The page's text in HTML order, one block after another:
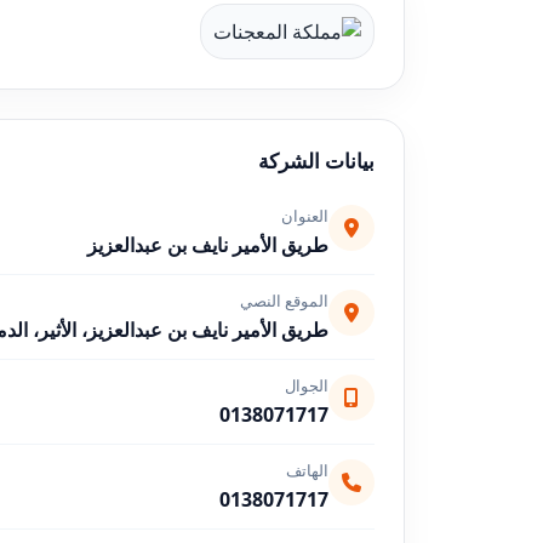
بيانات الشركة
العنوان
طريق الأمير نايف بن عبدالعزيز
الموقع النصي
طريق الأمير نايف بن عبدالعزيز، الأثير، الدمام 32248،
الجوال
0138071717
الهاتف
0138071717